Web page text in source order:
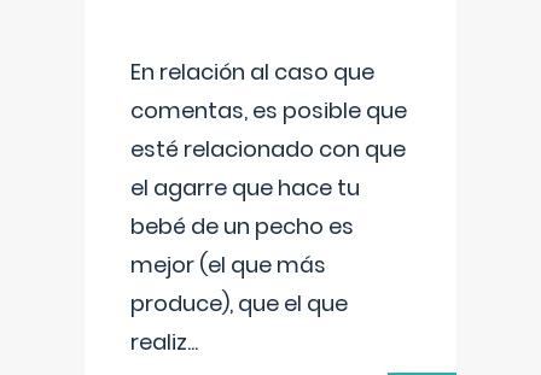
En relación al caso que
comentas, es posible que
esté relacionado con que
el agarre que hace tu
bebé de un pecho es
mejor (el que más
produce), que el que
realiz...